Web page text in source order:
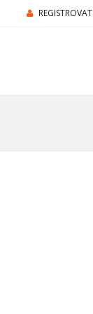
REGISTROVAT